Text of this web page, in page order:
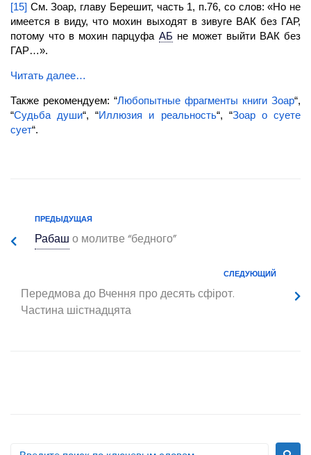
[15] См. Зоар, главу Берешит, часть 1, п.76, со слов: «Но не
имеется в виду, что мохин выходят в зивуге ВАК безГАР,
потому что в мохин парцуфа АБ не может выйти ВАК без
ГАР…».
Читать далее…
Также рекомендуем: “Любопытные фрагменты книги Зоар“,
“Судьба души“, “Иллюзия и реальность“, “Зоар о суете
сует“.
ПРЕДЫДУЩАЯ
Рабашо молитве “бедного”
СЛЕДУЮЩИЙ
Передмова до Вчення про десять сфірот.
Частина шістнадцята